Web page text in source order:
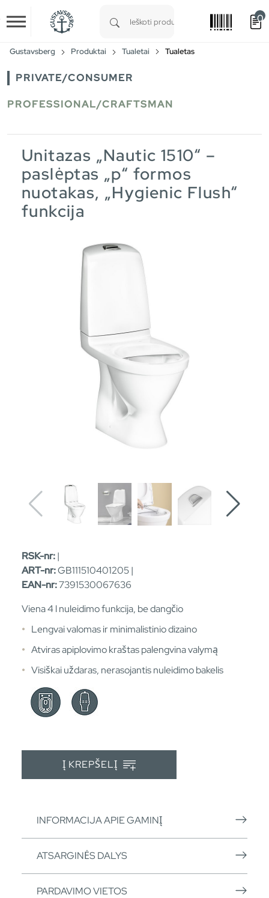
Skip to main content
0
Gustavsberg Produktai Tualetai Tualetas
PRIVATE/CONSUMER
PROFESSIONAL/CRAFTSMAN
Unitazas „Nautic 1510“ –
paslėptas „p“ formos
nuotakas, „Hygienic Flush“
funkcija
RSK-nr:|
ART-nr:GB111510401205 |
EAN-nr:7391530067636
Viena 4 l nuleidimo funkcija, be dangčio
Lengvai valomas ir minimalistinio dizaino
Atviras apiplovimo kraštas palengvina valymą
Visiškai uždaras, nerasojantis nuleidimo bakelis
Į KREPŠELĮ
INFORMACIJA APIE GAMINĮ
ATSARGINĖS DALYS
PARDAVIMO VIETOS